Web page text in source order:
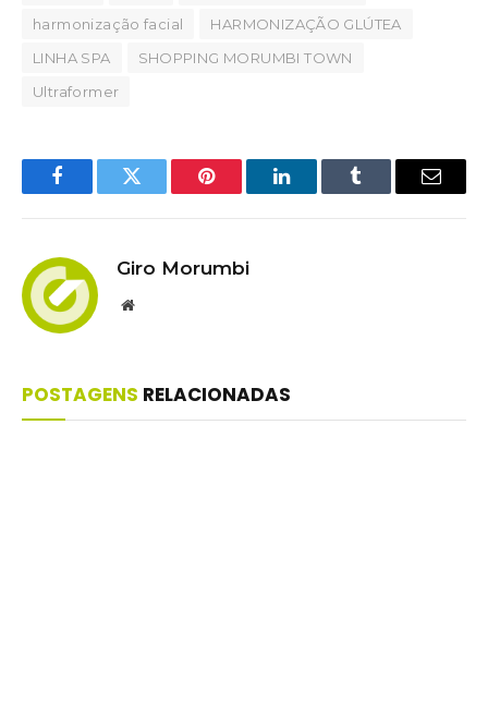
harmonização facial
HARMONIZAÇÃO GLÚTEA
LINHA SPA
SHOPPING MORUMBI TOWN
Ultraformer
FacebookTwitter Pinterest LinkedInTumblr Email
Giro Morumbi
Website
POSTAGENS RELACIONADAS